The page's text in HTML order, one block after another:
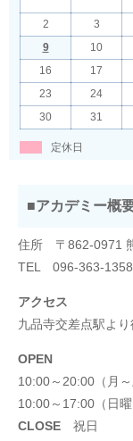
2
3
9
10
16
17
23
24
30
31
定休日
■アカデミー概
住所 〒862-0971
TEL 096-363-1358
アクセス
九品寺交差点駅よ
OPEN
10:00～20:00（月～
10:00～17:00（日曜
CLOSE 祝日